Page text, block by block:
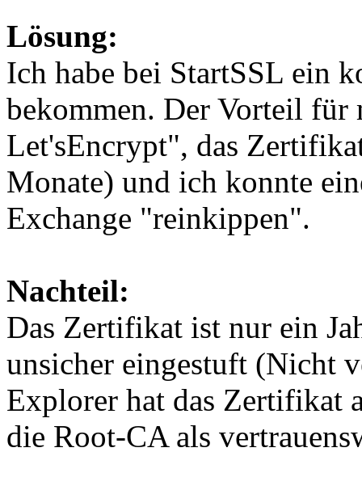
Lösung:
Ich habe bei StartSSL ein
bekommen. Der Vorteil für
Let'sEncrypt", das
Monate) und ich konnte
Exchange "reinkippen".
Nachteil:
Das Zertifikat ist nur ein
unsicher eingestuft (Nicht
Explorer hat das Zertifikat
die Root-CA als